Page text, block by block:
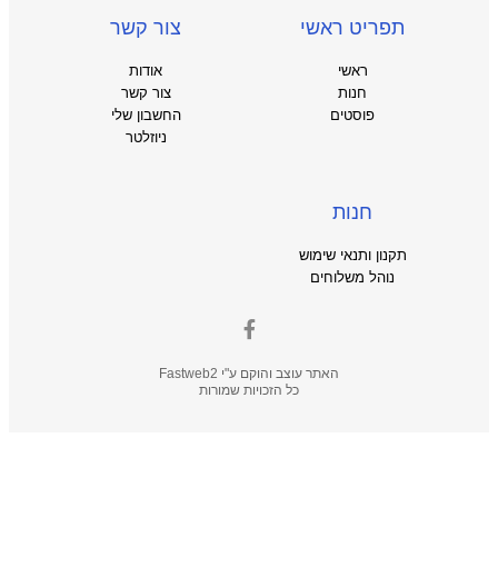
תפריט ראשי
ראשי
חנות
פוסטים
צור קשר
אודות
צור קשר
החשבון שלי
ניוזלטר
חנות
תקנון ותנאי שימוש
נוהל משלוחים
האתר עוצב והוקם ע"י Fastweb2
כל הזכויות שמורות